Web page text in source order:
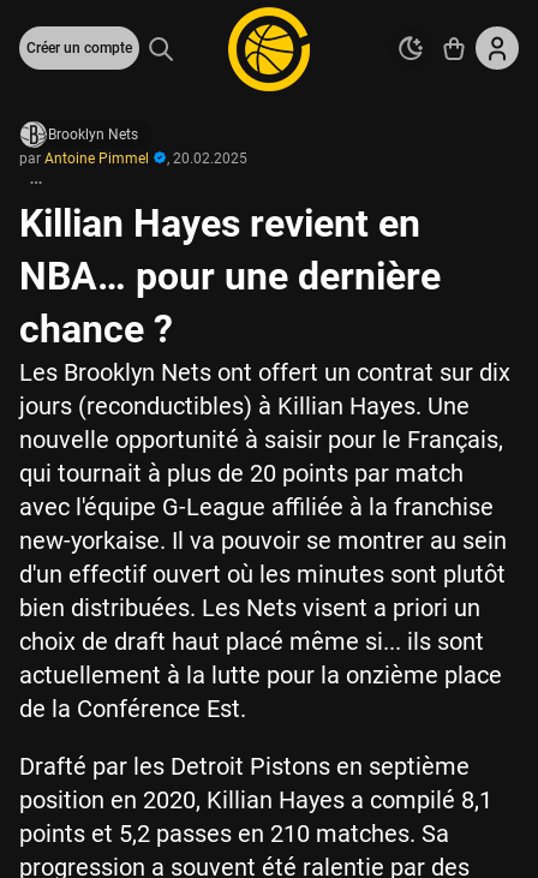
Créer un compte
Brooklyn Nets
par Antoine Pimmel , 20.02.2025
Killian Hayes revient en
NBA… pour une dernière
chance ?
Les Brooklyn Nets ont offert un contrat sur dix
jours (reconductibles) à Killian Hayes. Une
nouvelle opportunité à saisir pour le Français,
qui tournait à plus de 20 points par match
avec l'équipe G-League affiliée à la franchise
new-yorkaise. Il va pouvoir se montrer au sein
d'un effectif ouvert où les minutes sont plutôt
bien distribuées. Les Nets visent a priori un
choix de draft haut placé même si... ils sont
actuellement à la lutte pour la onzième place
de la Conférence Est.
Drafté par les Detroit Pistons en septième
position en 2020, Killian Hayes a compilé 8,1
points et 5,2 passes en 210 matches. Sa
progression a souvent été ralentie par des